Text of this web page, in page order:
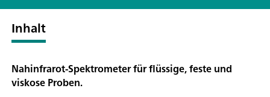
Inhalt
Nahinfrarot-Spektrometer für flüssige, feste und
viskose Proben.